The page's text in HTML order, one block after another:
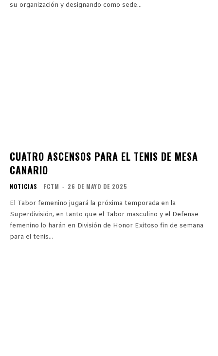
su organización y designando como sede...
CUATRO ASCENSOS PARA EL TENIS DE MESA
CANARIO
NOTICIAS FCTM - 26 DE MAYO DE 2025
El Tabor femenino jugará la próxima temporada en la
Superdivisión, en tanto que el Tabor masculino y el Defense
femenino lo harán en División de Honor Exitoso fin de semana
para el tenis...